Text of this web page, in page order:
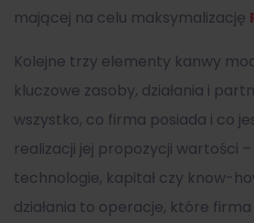
mającej na celu maksymalizację
Kolejne trzy elementy kanwy
kluczowe zasoby, działania i
wszystko, co firma posiada i co
realizacji jej propozycji wartości
technologie, kapitał czy know-
działania to operacje, które